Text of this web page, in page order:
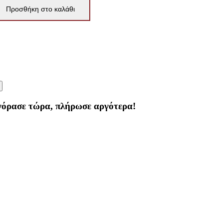
Προσθήκη στο καλάθι
τώρα, πλήρωσε αργότερα!